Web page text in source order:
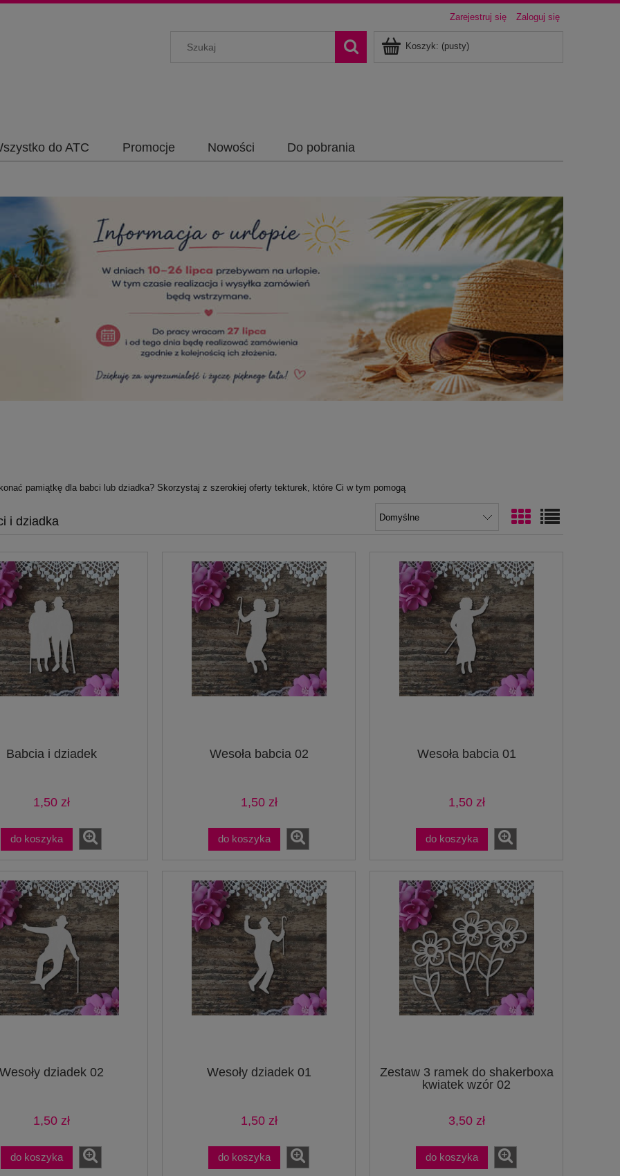
Zarejestruj się Zaloguj się
Koszyk: (pusty)
do ATC Promocje Nowości Do pobrania
pamiątkę dla babci lub dziadka? Skorzystaj z szerokiej oferty tekturek, które Ci w tym pomogą
i dziadka
Babcia i dziadek
1,50 zł
do koszyka
Wesoła babcia 02
1,50 zł
do koszyka
Wesoła babcia 01
1,50 zł
do koszyka
dziadek 02
1,50 zł
do koszyka
Wesoły dziadek 01
1,50 zł
do koszyka
Zestaw 3 ramek do shakerboxa
kwiatek wzór 02
3,50 zł
do koszyka